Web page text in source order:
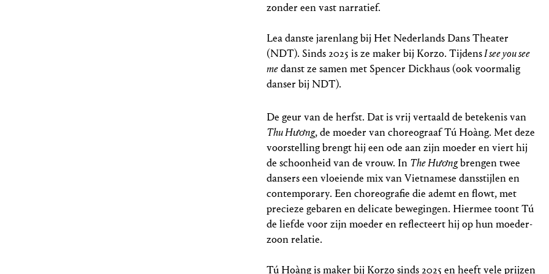
zonder een vast narratief.
Lea danste jarenlang bij Het Nederlands Dans Theater
(NDT). Sinds 2025 is ze maker bij Korzo. TijdensI see you see
medanst ze samen met Spencer Dickhaus (ook voormalig
danser bij NDT).
De geur van de herfst. Dat is vrij vertaald de betekenis van
Thu Hương, de moeder van choreograaf Tú Hoàng. Met deze
voorstelling brengt hij een ode aan zijn moeder en viert hij
de schoonheid van de vrouw. In The Hươngbrengen twee
dansers een vloeiende mix van Vietnamese dansstijlen en
contemporary. Een choreografie die ademt en flowt, met
precieze gebaren en delicate bewegingen. Hiermee toont Tú
de liefde voor zijn moeder en reflecteert hij op hun moeder-
zoon relatie.
Tú Hoàng is maker bij Korzo sinds 2025 en heeft vele prijzen